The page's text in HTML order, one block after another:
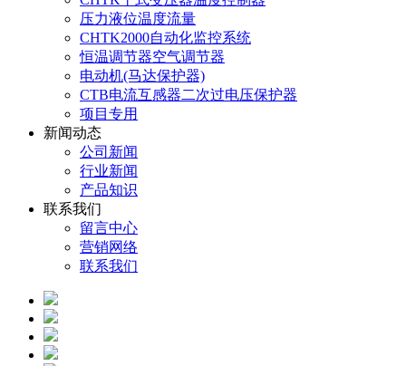
压力液位温度流量
CHTK2000自动化监控系统
恒温调节器空气调节器
电动机(马达保护器)
CTB电流互感器二次过电压保护器
项目专用
新闻动态
公司新闻
行业新闻
产品知识
联系我们
留言中心
营销网络
联系我们